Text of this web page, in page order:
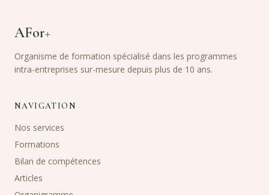
AFor+
Organisme de formation spécialisé dans les programmes
intra-entreprises sur-mesure depuis plus de 10 ans.
NAVIGATION
Nos services
Formations
Bilan de compétences
Articles